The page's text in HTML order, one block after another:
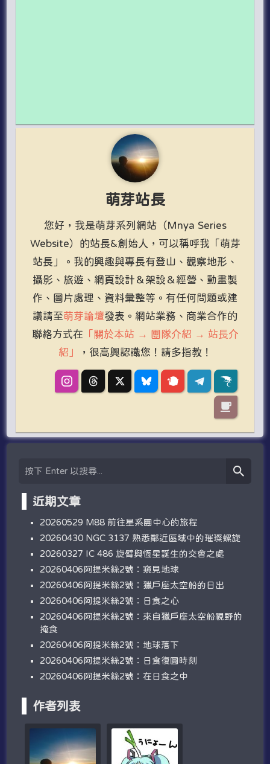
萌芽站長
您好，我是萌芽系列網站（Mnya Series
Website）的站長&創始人，可以稱呼我「萌芽
站長」。我的興趣與專長有登山、觀察地形、
攝影、旅遊、網頁設計＆架設＆經營、動畫製
作、圖片處理、資料彙整等。有任何問題或建
議請至萌芽論壇發表。網站業務、商業合作的
聯絡方式在 「關於本站 → 團隊介紹 → 站長介
紹」
，很高興認識您！請多指教！
近期文章
20260529 M88 前往星系團中心的旅程
20260430 NGC 3137 熟悉鄰近區域中的璀璨螺旋
20260327 IC 486 旋臂與恆星誕生的交會之處
20260406阿提米絲2號：窺見地球
20260406阿提米絲2號：獵戶座太空船的日出
20260406阿提米絲2號：日食之心
20260406阿提米絲2號：來自獵戶座太空船視野的
掩食
20260406阿提米絲2號：地球落下
20260406阿提米絲2號：日食復圓時刻
20260406阿提米絲2號：在日食之中
作者列表